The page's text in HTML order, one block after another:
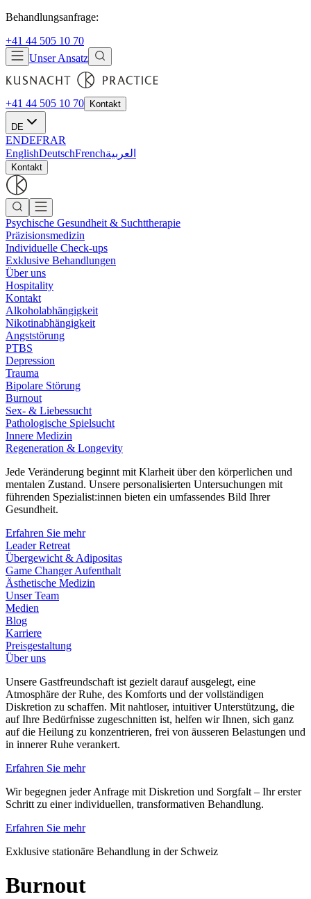
Behandlungsanfrage:
+41 44 505 10 70
Unser Ansatz
+41 44 505 10 70 Kontakt
DE
ENDEFRAR
EnglishDeutschFrenchالعربية
Kontakt
Psychische Gesundheit & Suchttherapie
Präzisionsmedizin
Individuelle Check-ups
Exklusive Behandlungen
Über uns
Hospitality
Kontakt
Alkoholabhängigkeit
Nikotinabhängigkeit
Angststörung
PTBS
Depression
Trauma
Bipolare Störung
Burnout
Sex- & Liebessucht
Pathologische Spielsucht
Innere Medizin
Regeneration & Longevity
Jede Veränderung beginnt mit Klarheit über den körperlichen und
mentalen Zustand. Unsere personalisierten Untersuchungen mit
führenden Spezialist:innen bieten ein umfassendes Bild Ihrer
Gesundheit.
Erfahren Sie mehr
Leader Retreat
Übergewicht & Adipositas
Game Changer Aufenthalt
Ästhetische Medizin
Unser Team
Medien
Blog
Karriere
Preisgestaltung
Über uns
Unsere Gastfreundschaft ist gezielt darauf ausgelegt, eine
Atmosphäre der Ruhe, des Komforts und der vollständigen
Diskretion zu schaffen. Mit nahtloser, intuitiver Unterstützung, die
auf Ihre Bedürfnisse zugeschnitten ist, helfen wir Ihnen, sich ganz
auf die Heilung zu konzentrieren, frei von äusseren Belastungen und
in innerer Ruhe verankert.
Erfahren Sie mehr
Wir begegnen jeder Anfrage mit Diskretion und Sorgfalt – Ihr erster
Schritt zu einer individuellen, transformativen Behandlung.
Erfahren Sie mehr
Exklusive stationäre Behandlung in der Schweiz
Burnout